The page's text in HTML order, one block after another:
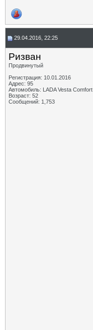
29.04.2016, 22:25
Ризван
Продвинутый
Регистрация: 10.01.2016
Адрес: 95
Автомобиль: LADA Vesta Сomfort
Возраст: 52
Сообщений: 1,753